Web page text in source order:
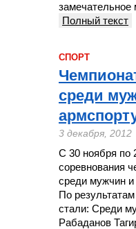
замечательное
Полный текст
СПОРТ
среди
3 декабря, 2012
С 30 ноября по
соревнования
среди мужчин
По
стали: Среди
Рабаданов